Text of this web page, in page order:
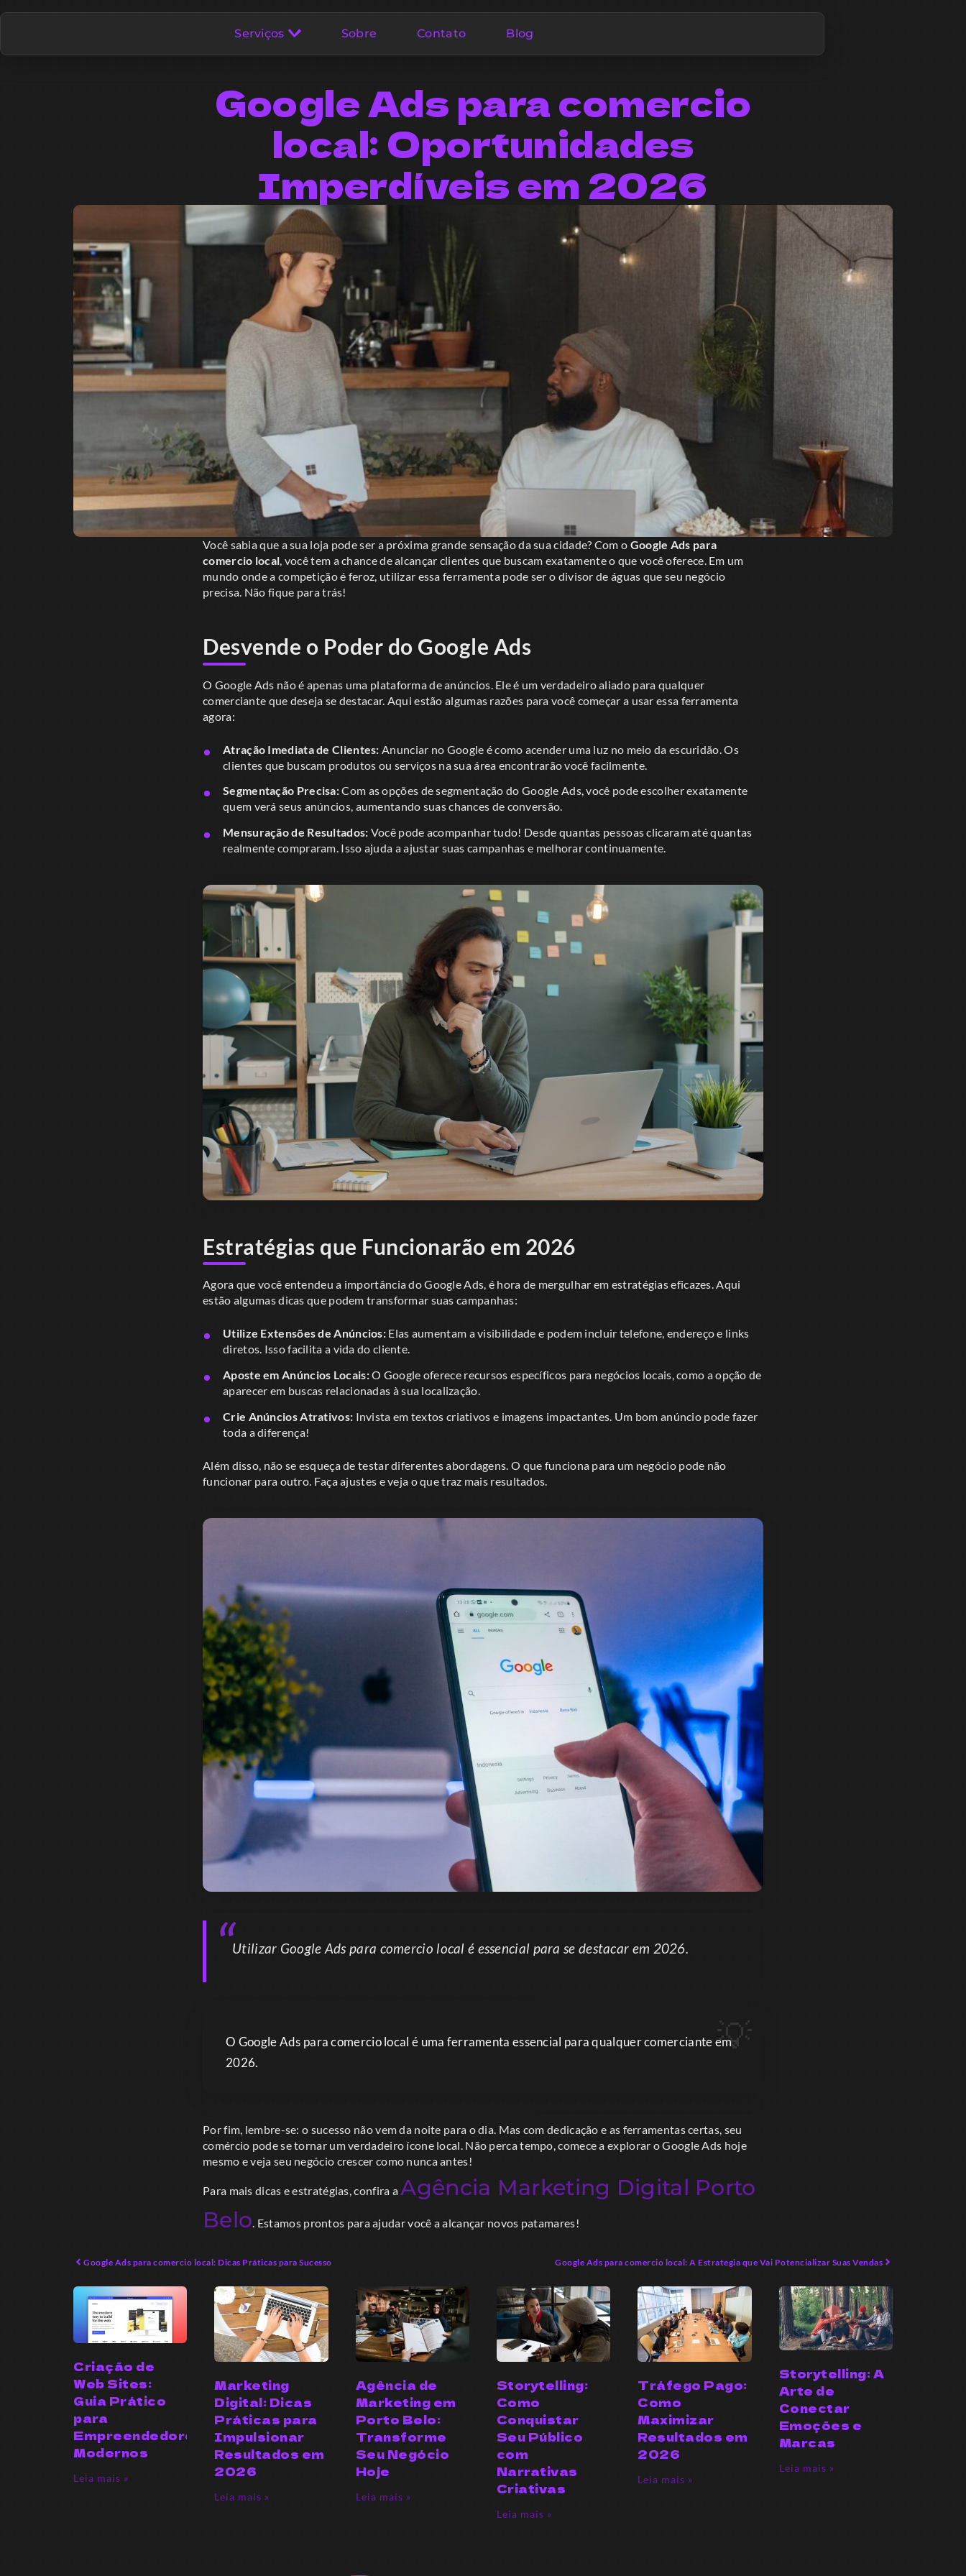
Serviços Sobre Contato Blog
Google Ads para comercio
local: Oportunidades
Imperdíveis em 2026
Você sabia que a sua loja pode ser a próxima grande sensação da sua cidade? Com o Google Ads para
comercio local, você tem a chance de alcançar clientes que buscam exatamente o que você oferece. Em um
mundo onde a competição é feroz, utilizar essa ferramenta pode ser o divisor de águas que seu negócio
precisa. Não fique para trás!
Desvende o Poder do Google Ads
O Google Ads não é apenas uma plataforma de anúncios. Ele é um verdadeiro aliado para qualquer
comerciante que deseja se destacar. Aqui estão algumas razões para você começar a usar essa ferramenta
agora:
Atração Imediata de Clientes: Anunciar no Google é como acender uma luz no meio da escuridão. Os
clientes que buscam produtos ou serviços na sua área encontrarão você facilmente.
Segmentação Precisa:Com as opções de segmentação do Google Ads, você pode escolher exatamente
quem verá seus anúncios, aumentando suas chances de conversão.
Mensuração de Resultados: Você pode acompanhar tudo! Desde quantas pessoas clicaram até quantas
realmente compraram. Isso ajuda a ajustar suas campanhas e melhorar continuamente.
Estratégias que Funcionarão em 2026
Agora que você entendeu a importância do Google Ads, é hora de mergulhar em estratégias eficazes. Aqui
estão algumas dicas que podem transformar suas campanhas:
Utilize Extensões de Anúncios: Elas aumentam a visibilidade e podem incluir telefone, endereço e links
diretos. Isso facilita a vida do cliente.
Aposte em Anúncios Locais:O Google oferece recursos específicos para negócios locais, como a opção de
aparecer em buscas relacionadas à sua localização.
Crie Anúncios Atrativos: Invista em textos criativos e imagens impactantes. Um bom anúncio pode fazer
toda a diferença!
Além disso, não se esqueça de testar diferentes abordagens. O que funciona para um negócio pode não
funcionar para outro. Faça ajustes e veja o que traz mais resultados.
Utilizar Google Ads para comercio local é essencial para se destacar em 2026.
O Google Ads para comercio local é uma ferramenta essencial para qualquer comerciante em
2026.
Por fim, lembre-se: o sucesso não vem da noite para o dia. Mas com dedicação e as ferramentas certas, seu
comércio pode se tornar um verdadeiro ícone local. Não perca tempo, comece a explorar o Google Ads hoje
mesmo e veja seu negócio crescer como nunca antes!
Para mais dicas e estratégias, confira aAgência Marketing Digital Porto
Belo . Estamos prontos para ajudar você a alcançar novos patamares!
Google Ads para comercio local: Dicas Práticas para Sucesso Google Ads para comercio local: A Estrategia que Vai Potencializar Suas Vendas
Criação de
Web Sites:
Guia Prático
para
Empreendedores
Modernos
Leia mais »
Marketing
Digital: Dicas
Práticas para
Impulsionar
Resultados em
2026
Leia mais »
Agência de
Marketing em
Porto Belo:
Transforme
Seu Negócio
Hoje
Leia mais »
Storytelling:
Como
Conquistar
Seu Público
com
Narrativas
Criativas
Leia mais »
Tráfego Pago:
Como
Maximizar
Resultados em
2026
Leia mais »
Storytelling: A
Arte de
Conectar
Emoções e
Marcas
Leia mais »